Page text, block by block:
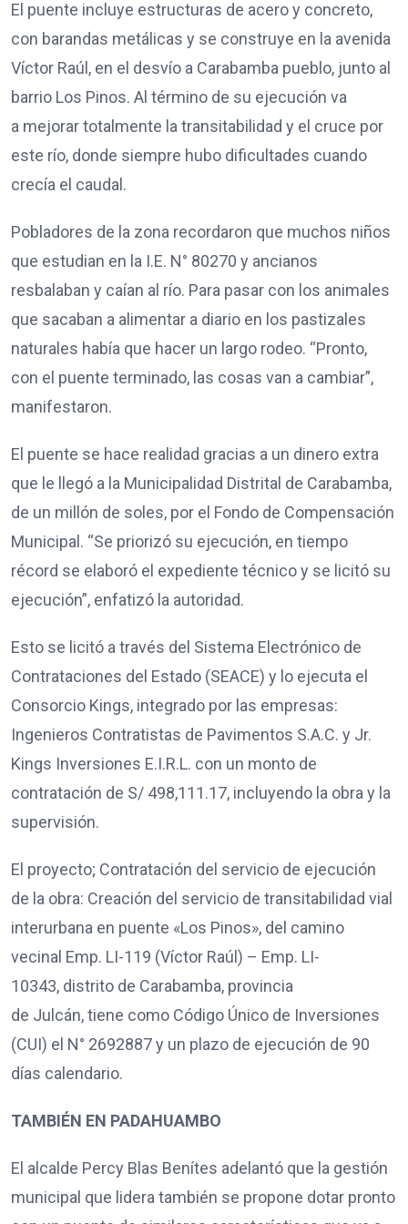
El puente incluye estructuras de acero y concreto,
con barandas metálicas y se construye en la avenida
Víctor Raúl, en el desvío a Carabamba pueblo, junto al
barrio Los Pinos. Al término de su ejecución va
a mejorar totalmente la transitabilidad y el cruce por
este río, donde siempre hubo dificultades cuando
crecía el caudal.
Pobladores de la zona recordaron que muchos niños
que estudian en la I.E. N° 80270 y ancianos
resbalaban y caían al río. Para pasar con los animales
que sacaban a alimentar a diario en los pastizales
naturales había que hacer un largo rodeo. “Pronto,
con el puente terminado, las cosas van a cambiar”,
manifestaron.
El puente se hace realidad gracias a un dinero extra
que le llegó a la Municipalidad Distrital de Carabamba,
de un millón de soles, por el Fondo de Compensación
Municipal. “Se priorizó su ejecución, en tiempo
récord se elaboró el expediente técnico y se licitó su
ejecución”, enfatizó la autoridad.
Esto se licitó a través del Sistema Electrónico de
Contrataciones del Estado (SEACE) y lo ejecuta el
Consorcio Kings, integrado por las empresas:
Ingenieros Contratistas de Pavimentos S.A.C. y Jr.
Kings Inversiones E.I.R.L. con un monto de
contratación de S/ 498,111.17, incluyendo la obra y la
supervisión.
El proyecto; Contratación del servicio de ejecución
de la obra: Creación del servicio de transitabilidad vial
interurbana en puente «Los Pinos», del camino
vecinal Emp. LI-119 (Víctor Raúl) – Emp. LI-
10343, distrito de Carabamba, provincia
de Julcán, tiene como Código Único de Inversiones
(CUI) el N° 2692887 y un plazo de ejecución de 90
días calendario.
TAMBIÉN EN PADAHUAMBO
El alcalde Percy Blas Benítes adelantó que la gestión
municipal que lidera también se propone dotar pronto